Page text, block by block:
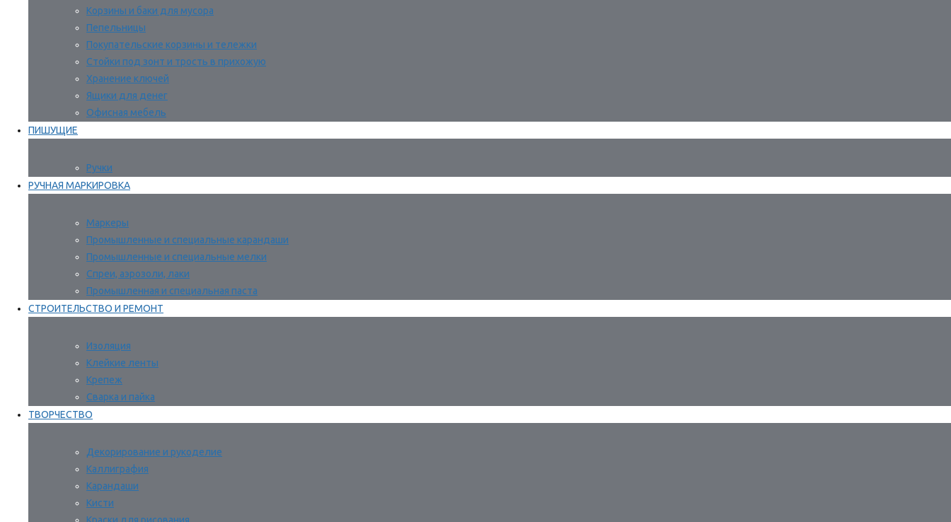
Корзины и баки для мусора
Пепельницы
Покупательские корзины и тележки
Стойки под зонт и трость в прихожую
Хранение ключей
Ящики для денег
Офисная мебель
ПИШУЩИЕ
Ручки
РУЧНАЯ МАРКИРОВКА
Маркеры
Промышленные и специальные карандаши
Промышленные и специальные мелки
Спреи, аэрозоли, лаки
Промышленная и специальная паста
СТРОИТЕЛЬСТВО И РЕМОНТ
Изоляция
Клейкие ленты
Крепеж
Сварка и пайка
ТВОРЧЕСТВО
Декорирование и рукоделие
Каллиграфия
Карандаши
Кисти